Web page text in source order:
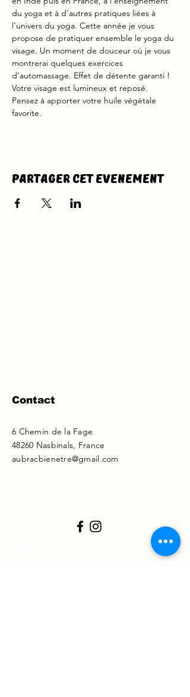
du yoga et à d’autres pratiques liées à
l’univers du yoga. Cette année je vous
propose de pratiquer ensemble le yoga du
visage. Un moment de douceur où je vous
montrerai quelques exercices
d’automassage. Effet de détente garanti !
Votre visage est lumineux et reposé.
Pensez à apporter votre huile végétale
favorite.
Partager cet evenement
Contact
6 Chemin de la Fage
48260 Nasbinals, France
aubracbienetre@gmail.com